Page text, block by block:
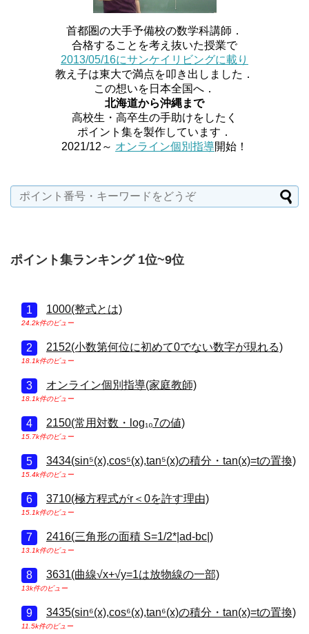
首都圏の大手予備校の数学科講師．
合格することを考え抜いた授業で
2013/05/16にサンケイリビングに載り
教え子は東大で満点を叩き出しました．
この想いを日本全国へ．
北海道から沖縄まで
高校生・高卒生の手助けをしたく
ポイント集を製作しています．
2021/12～ オンライン個別指導開始！
ポイント集ランキング 1位~9位
1000(整式とは)
24.2k件のビュー
2152(小数第何位に初めて0でない数字が現れる)
18.1k件のビュー
オンライン個別指導(家庭教師)
18.1k件のビュー
2150(常用対数・log₁₀7の値)
15.7k件のビュー
3434(sin⁵(x),cos⁵(x),tan⁵(x)の積分・tan(x)=tの置換)
15.4k件のビュー
3710(極方程式がr＜0を許す理由)
15.1k件のビュー
2416(三角形の面積 S=1/2*|ad-bc|)
13.1k件のビュー
3631(曲線√x+√y=1は放物線の一部)
13k件のビュー
3435(sin⁶(x),cos⁶(x),tan⁶(x)の積分・tan(x)=tの置換)
11.5k件のビュー